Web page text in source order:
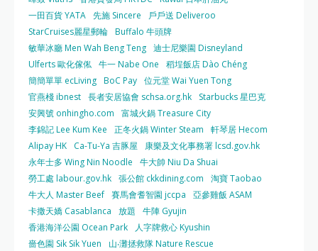
一田百貨 YATA 先施 Sincere
戶戶送 Deliveroo
StarCruises麗星郵輪 Buffalo 牛頭牌
敏華冰廳 Men Wah Beng Teng 迪士尼樂園 Disneyland
Ulferts 歐化傢俬 牛一 Nabe One
稻埕飯店 Dào Chéng
簡簡單單 ecLiving BoC Pay 位元堂 Wai Yuen Tong
官燕棧 ibnest 長者安居協會 schsa.org.hk
Starbucks 星巴克
安興號 onhingho.com
富城火鍋 Treasure City
李錦記 Lee Kum Kee
正冬火鍋 Winter Steam
軒琴居 Hecom
Alipay HK
Ca-Tu-Ya 吉豚屋
康樂及文化事務署 lcsd.gov.hk
永年士多 Wing Nin Noodle
牛大帥 Niu Da Shuai
勞工處 labour.gov.hk 張公館 ckkdining.com
淘寶 Taobao
牛大人 Master Beef 賽馬會耆智園 jccpa
亞參雞飯 ASAM
卡撒天嬌 Casablanca
放題
牛陣 Gyujin
香港海洋公園 Ocean Park
人字牌救心 Kyushin
嗇色園 Sik Sik Yuen
山‧灘拯救隊 Nature Rescue